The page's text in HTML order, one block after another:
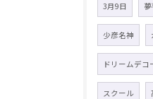
3月9日
少彦名神
ドリームデコ
スクール